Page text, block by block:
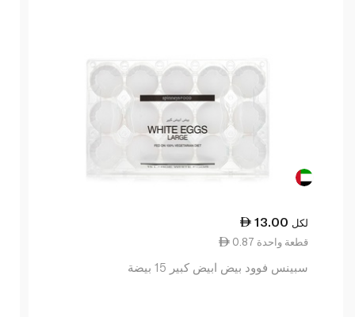
13.00 لكل
0.87 قطعة واحدة
سبينس فوود بيض ابيض كبير 15 بيضة